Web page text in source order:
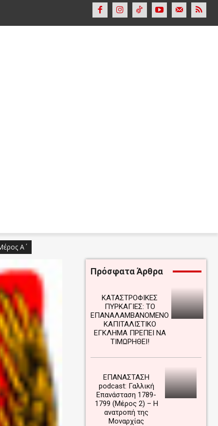
Α΄
Πρόσφατα Άρθρα
ΚΑΤΑΣΤΡΟΦΙΚΕΣ
ΠΥΡΚΑΓΙΕΣ: ΤΟ
ΕΠΑΝΑΛΑΜΒΑΝΟΜΕΝΟ
ΚΑΠΙΤΑΛΙΣΤΙΚΟ
ΕΓΚΛΗΜΑ ΠΡΕΠΕΙ ΝΑ
ΤΙΜΩΡΗΘΕΙ!
ΕΠΑΝΑΣΤΑΣΗ
podcast: Γαλλική
Επανάσταση 1789-
1799 (Μέρος 2) – Η
ανατροπή της
Μοναρχίας